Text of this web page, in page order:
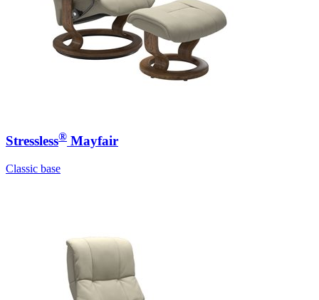
Stressless® Mayfair
Classic base